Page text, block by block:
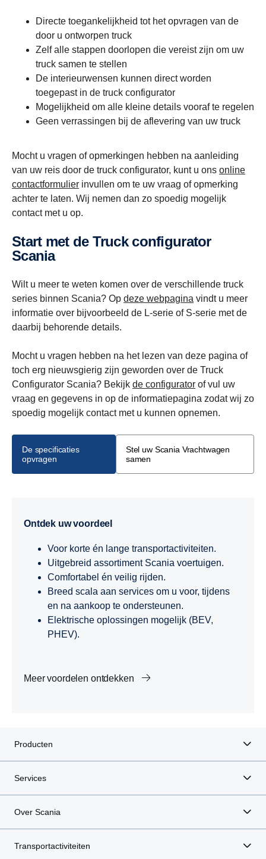
Directe toegankelijkheid tot het opvragen van de
door u ontworpen truck
Zelf alle stappen doorlopen die vereist zijn om uw
truck samen te stellen
De interieurwensen kunnen direct worden
toegepast in de truck configurator
Mogelijkheid om alle kleine details vooraf te regelen
Geen verrassingen bij de aflevering van uw truck
Mocht u vragen of opmerkingen hebben na aanleiding
van uw reis door de truck configurator, kunt u ons online
contactformulier invullen om te uw vraag of opmerking
achter te laten. Wij nemen dan zo spoedig mogelijk
contact met u op.
Start met de Truck configurator
Scania
Wilt u meer te weten komen over de verschillende truck
series binnen Scania? Op deze webpagina vindt u meer
informatie over bijvoorbeeld de L-serie of S-serie met de
daarbij behorende details.
Mocht u vragen hebben na het lezen van deze pagina of
toch erg nieuwsgierig zijn geworden over de Truck
Configurator Scania? Bekijk de configurator of vul uw
vraag en gegevens in op de informatiepagina zodat wij zo
spoedig mogelijk contact met u kunnen opnemen.
De specificaties
opvragen
Stel uw Scania Vrachtwagen
samen
Ontdek uw voordeel
Voor korte én lange transportactiviteiten.
Uitgebreid assortiment Scania voertuigen.
Comfortabel én veilig rijden.
Breed scala aan services om u voor, tijdens
en na aankoop te ondersteunen.
Elektrische oplossingen mogelijk (BEV,
PHEV).
Meer voordelen ontdekken
Producten
Services
Over Scania
Transportactiviteiten